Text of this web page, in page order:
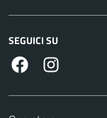
SEGUICI SU
Facebook